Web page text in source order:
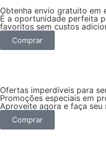
Obtenha envio gratuito em
É a oportunidade perfeita
favoritos sem custos
Comprar
Ofertas imperdíveis para
Promoções especiais em
Aproveite agora e faça
Comprar